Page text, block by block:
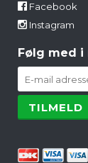
Facebook
Instagram
Følg med